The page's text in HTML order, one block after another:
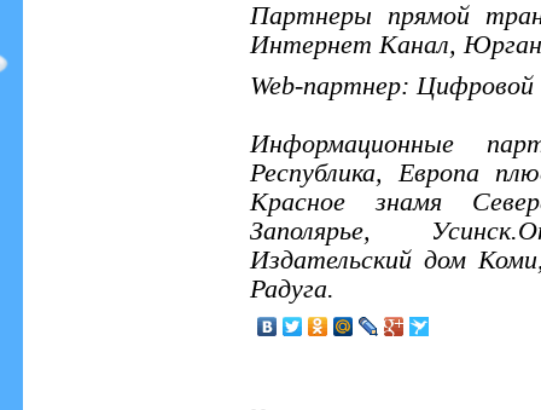
Партнеры прямой
Интернет Канал,
Web-партнер: Цифровой
Информационные
Республика, Европа
Красное знамя
Заполярье,
Издательский дом
Радуга.